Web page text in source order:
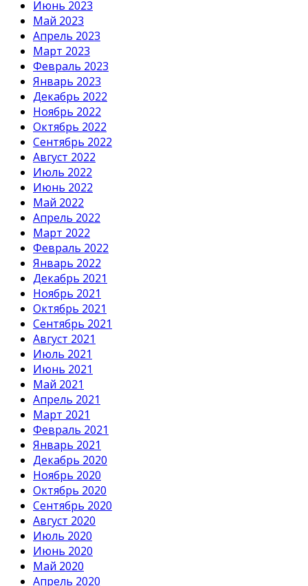
Июнь 2023
Май 2023
Апрель 2023
Март 2023
Февраль 2023
Январь 2023
Декабрь 2022
Ноябрь 2022
Октябрь 2022
Сентябрь 2022
Август 2022
Июль 2022
Июнь 2022
Май 2022
Апрель 2022
Март 2022
Февраль 2022
Январь 2022
Декабрь 2021
Ноябрь 2021
Октябрь 2021
Сентябрь 2021
Август 2021
Июль 2021
Июнь 2021
Май 2021
Апрель 2021
Март 2021
Февраль 2021
Январь 2021
Декабрь 2020
Ноябрь 2020
Октябрь 2020
Сентябрь 2020
Август 2020
Июль 2020
Июнь 2020
Май 2020
Апрель 2020